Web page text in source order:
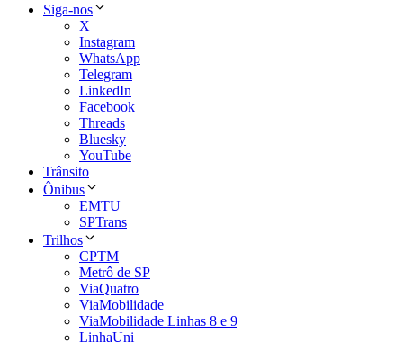
Siga-nos
X
Instagram
WhatsApp
Telegram
LinkedIn
Facebook
Threads
Bluesky
YouTube
Trânsito
Ônibus
EMTU
SPTrans
Trilhos
CPTM
Metrô de SP
ViaQuatro
ViaMobilidade
ViaMobilidade Linhas 8 e 9
LinhaUni